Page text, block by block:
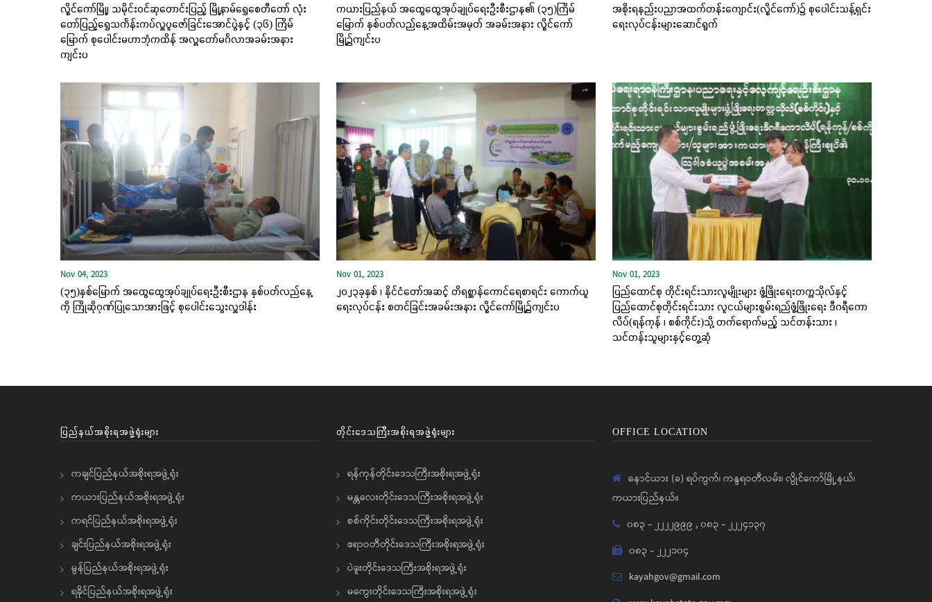
လွိုင်ကော်မြို့၊ သမိုင်းဝင်ဆုတောင်းပြည့် မြို့နာမ်ရွှေစေတီတော် လုံး
တော်ပြည့်ရွှေသင်္ကန်းကပ်လှူပူဇော်ခြင်းအောင်ပွဲနှင့် (၃၆) ကြိမ်
မြောက် စုပေါင်းမဟာဘုံကထိန် အလှူတော်မင်္ဂလာအခမ်းအနား
ကျင်းပ
ကယားပြည်နယ် အထွေထွေအုပ်ချုပ်ရေးဦးစီးဌာန၏ (၃၅)ကြိမ်
မြောက် နှစ်ပတ်လည်နေ့အထိမ်းအမှတ် အခမ်းအနား လွိုင်ကော်
မြို့၌ကျင်းပ
အစိုးရနည်းပညာအထက်တန်းကျောင်း(လွိုင်ကော်)၌ စုပေါင်းသန့်ရှင်း
ရေးလုပ်ငန်းများဆောင်ရွက်
Nov 04, 2023
(၃၅)နှစ်မြောက် အထွေထွေအုပ်ချုပ်ရေးဦးစီးဌာန နှစ်ပတ်လည်နေ့
ကို ကြိုဆိုဂုဏ်ပြုသောအားဖြင့် စုပေါင်းသွေးလှူဒါန်း
Nov 01, 2023
၂၀၂၃ခုနှစ် ၊ နိုင်ငံတော်အဆင့် တိရစ္ဆာန်ကောင်ရေစာရင်း ကောက်ယူ
ရေးလုပ်ငန်း စတင်ခြင်းအခမ်းအနား လွိုင်ကော်မြို့၌ကျင်းပ
Nov 01, 2023
ပြည်ထောင်စု တိုင်းရင်းသားလူမျိုးများ ဖွံ့ဖြိုးရေးတက္ကသိုလ်နှင့်
ပြည်ထောင်စုတိုင်းရင်းသား လူငယ်များစွမ်းရည်ဖွံ့ဖြိုးရေး ဒီဂရီကော
လိပ်(ရန်ကုန် ၊ စစ်ကိုင်း)သို့ တက်ရောက်မည့် သင်တန်းသား ၊
သင်တန်းသူများနှင့်တွေ့ဆုံ
ပြည်နယ်အစိုးရအဖွဲ့ရုံးများ
ကချင်ပြည်နယ်အစိုးရအဖွဲ့ရုံး
ကယားပြည်နယ်အစိုးရအဖွဲ့ရုံး
ကရင်ပြည်နယ်အစိုးရအဖွဲ့ရုံး
ချင်းပြည်နယ်အစိုးရအဖွဲ့ရုံး
မွန်ပြည်နယ်အစိုးရအဖွဲ့ရုံး
ရခိုင်ပြည်နယ်အစိုးရအဖွဲ့ရုံး
တိုင်းဒေသကြီးအစိုးရအဖွဲ့ရုံးများ
ရန်ကုန်တိုင်းဒေသကြီးအစိုးရအဖွဲ့ရုံး
မန္တလေးတိုင်းဒေသကြီးအစိုးရအဖွဲ့ရုံး
စစ်ကိုင်းတိုင်းဒေသကြီးအစိုးရအဖွဲ့ရုံး
ဧရာဝတီတိုင်းဒေသကြီးအစိုးရအဖွဲ့ရုံး
ပဲခူးတိုင်းဒေသကြီးအစိုးရအဖွဲ့ရုံး
မကွေးတိုင်းဒေသကြီးအစိုးရအဖွဲ့ရုံး
OFFICE LOCATION
နောင်ယား (ခ) ရပ်ကွက်၊ ကန္ဒရဝတီလမ်း၊ လွိုင်ကော်မြို့နယ်၊
ကယားပြည်နယ်။
၀၈၃ - ၂၂၂၂၉၉၉ ,၀၈၃ - ၂၂၂၄၁၃၇
၀၈၃ - ၂၂၂၁၀၄
kayahgov@gmail.com